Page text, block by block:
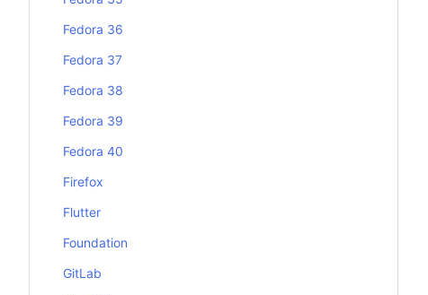
Fedora 36
Fedora 37
Fedora 38
Fedora 39
Fedora 40
Firefox
Flutter
Foundation
GitLab